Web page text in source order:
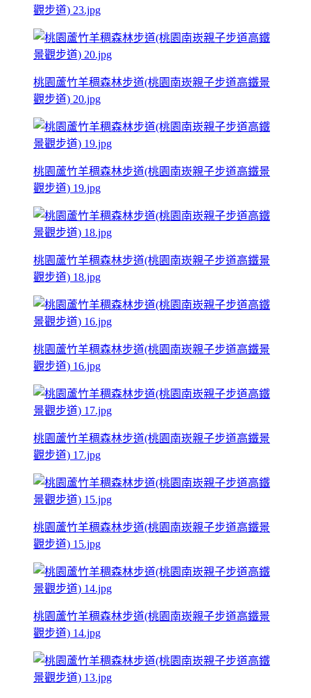
觀步道) 23.jpg
桃園蘆竹羊稠森林步道(桃園南崁親子步道高鐵景
觀步道) 20.jpg
桃園蘆竹羊稠森林步道(桃園南崁親子步道高鐵景
觀步道) 19.jpg
桃園蘆竹羊稠森林步道(桃園南崁親子步道高鐵景
觀步道) 18.jpg
桃園蘆竹羊稠森林步道(桃園南崁親子步道高鐵景
觀步道) 16.jpg
桃園蘆竹羊稠森林步道(桃園南崁親子步道高鐵景
觀步道) 17.jpg
桃園蘆竹羊稠森林步道(桃園南崁親子步道高鐵景
觀步道) 15.jpg
桃園蘆竹羊稠森林步道(桃園南崁親子步道高鐵景
觀步道) 14.jpg